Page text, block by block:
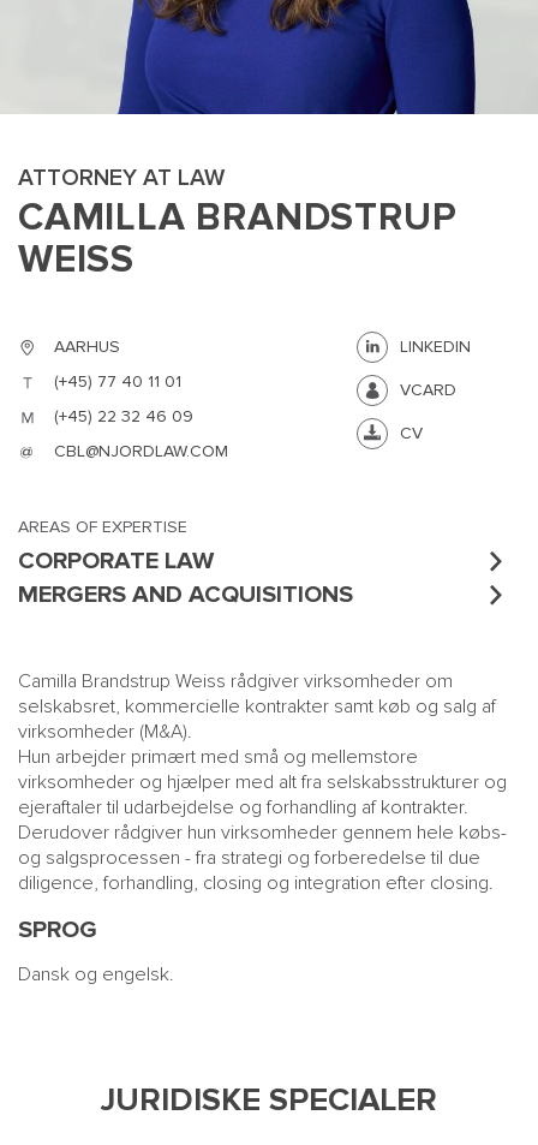
MAIN
ATTORNEY AT LAW
CAMILLA BRANDSTRUP
WEISS
AARHUS
(+45) 77 40 11 01
(+45) 22 32 46 09
CBL@NJORDLAW.COM
LINKEDIN
VCARD
CV
AREAS OF EXPERTISE
CORPORATE LAW
MERGERS AND ACQUISITIONS
Camilla Brandstrup Weiss rådgiver virksomheder om
selskabsret, kommercielle kontrakter samt køb og salg af
virksomheder (M&A).
Hun arbejder primært med små og mellemstore
virksomheder og hjælper med alt fra selskabsstrukturer og
ejeraftaler til udarbejdelse og forhandling af kontrakter.
Derudover rådgiver hun virksomheder gennem hele købs-
og salgsprocessen - fra strategi og forberedelse til due
diligence, forhandling, closing og integration efter closing.
SPROG
Dansk og engelsk.
JURIDISKE SPECIALER